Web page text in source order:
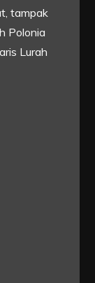
tampak
Polonia
Lurah